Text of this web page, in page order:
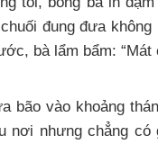
đung đưa
bà lẩm bẩm:
bão vào khoảng
nơi nhưng chẳng